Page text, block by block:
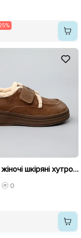
Лофери жіночі шкіряні хутро 589624 Коричневі
0